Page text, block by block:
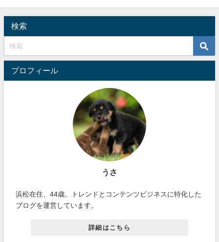
検索
プロフィール
うさ
浜松在住、44歳。トレンドとコンテンツビジネスに特化した
ブログを運営しています。
詳細はこちら